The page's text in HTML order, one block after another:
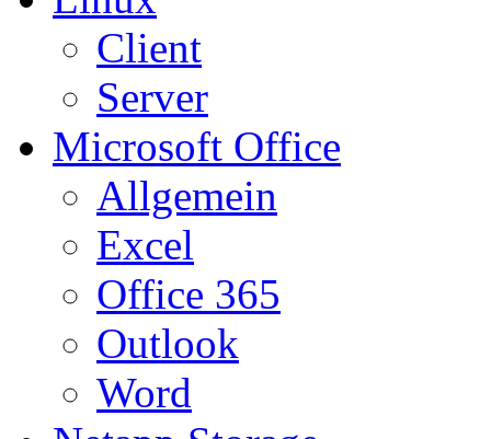
Client
Server
Microsoft Office
Allgemein
Excel
Office 365
Outlook
Word